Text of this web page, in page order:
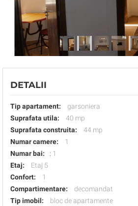
DETALII
Tip apartament:
garsoniera
Suprafata utila:
40 mp
Suprafata construita:
44 mp
Numar camere:
1
Numar bai:
: 1
Etaj:
Etaj 5
Confort:
1
Compartimentare:
decomandat
Tip imobil:
bloc de apartamente